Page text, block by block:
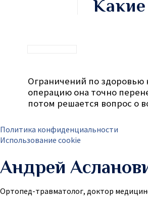
Ограничений по здоровью
операцию она точно
потом решается вопрос о
Политика конфиденциальности
Использование cookie
Андрей
Ортопед-травматолог, доктор